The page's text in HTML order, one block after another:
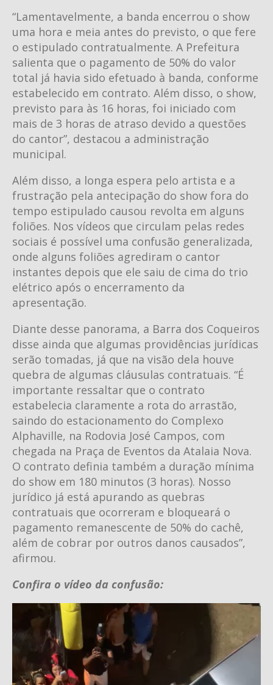
“Lamentavelmente, a banda encerrou o show
uma hora e meia antes do previsto, o que fere
o estipulado contratualmente. A Prefeitura
salienta que o pagamento de 50% do valor
total já havia sido efetuado à banda, conforme
estabelecido em contrato. Além disso, o show,
previsto para às 16 horas, foi iniciado com
mais de 3 horas de atraso devido a questões
do cantor”, destacou a administração
municipal.
Além disso, a longa espera pelo artista e a
frustração pela antecipação do show fora do
tempo estipulado causou revolta em alguns
foliões. Nos vídeos que circulam pelas redes
sociais é possível uma confusão generalizada,
onde alguns foliões agrediram o cantor
instantes depois que ele saiu de cima do trio
elétrico após o encerramento da
apresentação.
Diante desse panorama, a Barra dos Coqueiros
disse ainda que algumas providências jurídicas
serão tomadas, já que na visão dela houve
quebra de algumas cláusulas contratuais. “É
importante ressaltar que o contrato
estabelecia claramente a rota do arrastão,
saindo do estacionamento do Complexo
Alphaville, na Rodovia José Campos, com
chegada na Praça de Eventos da Atalaia Nova.
O contrato definia também a duração mínima
do show em 180 minutos (3 horas). Nosso
jurídico já está apurando as quebras
contratuais que ocorreram e bloqueará o
pagamento remanescente de 50% do cachê,
além de cobrar por outros danos causados”,
afirmou.
Confira o vídeo da confusão: